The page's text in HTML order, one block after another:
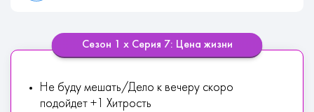
Сезон 1 х Серия 7: Цена жизни
Не буду мешать/Дело к вечеру скоро
подойдет +1 Хитрость